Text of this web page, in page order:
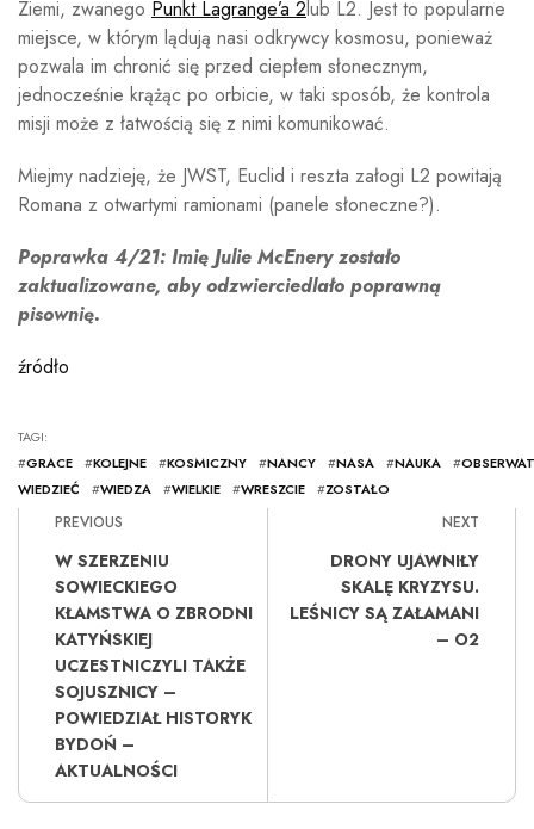
Ziemi, zwanego Punkt Lagrange’a 2lub L2. Jest to popularne
miejsce, w którym lądują nasi odkrywcy kosmosu, ponieważ
pozwala im chronić się przed ciepłem słonecznym,
jednocześnie krążąc po orbicie, w taki sposób, że kontrola
misji może z łatwością się z nimi komunikować.
Miejmy nadzieję, że JWST, Euclid i reszta załogi L2 powitają
Romana z otwartymi ramionami (panele słoneczne?).
Poprawka 4/21: Imię Julie McEnery zostało
zaktualizowane, aby odzwierciedlało poprawną
pisownię.
źródło
TAGI:
#GRACE #KOLEJNE #KOSMICZNY #NANCY #NASA #NAUKA #
WIEDZIEĆ
#WIEDZA #WIELKIE #WRESZCIE #ZOSTAŁO
PREVIOUS
W SZERZENIU
SOWIECKIEGO
KŁAMSTWA O ZBRODNI
KATYŃSKIEJ
UCZESTNICZYLI TAKŻE
SOJUSZNICY – ​​
POWIEDZIAŁ HISTORYK
BYDOŃ –
AKTUALNOŚCI
NEXT
DRONY UJAWNIŁY
SKALĘ KRYZYSU.
LEŚNICY SĄ ZAŁAMANI
– O2